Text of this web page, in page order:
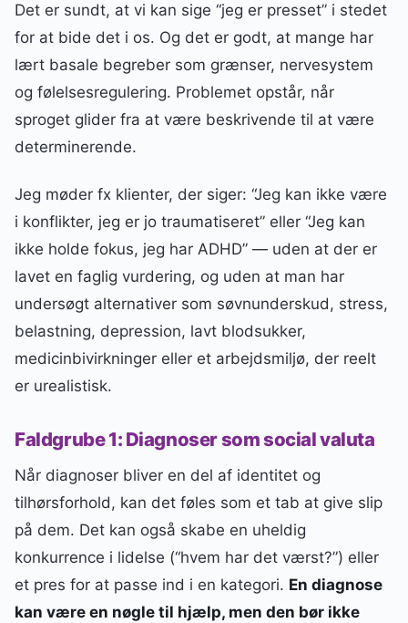
Det er sundt, at vi kan sige “jeg er presset” i stedet
for at bide det i os. Og det er godt, at mange har
lært basale begreber som grænser, nervesystem
og følelsesregulering. Problemet opstår, når
sproget glider fra at være beskrivende til at være
determinerende.
Jeg møder fx klienter, der siger: “Jeg kan ikke være
i konflikter, jeg er jo traumatiseret” eller “Jeg kan
ikke holde fokus, jeg har ADHD” — uden at der er
lavet en faglig vurdering, og uden at man har
undersøgt alternativer som søvnunderskud, stress,
belastning, depression, lavt blodsukker,
medicinbivirkninger eller et arbejdsmiljø, der reelt
er urealistisk.
Faldgrube 1: Diagnoser som social valuta
Når diagnoser bliver en del af identitet og
tilhørsforhold, kan det føles som et tab at give slip
på dem. Det kan også skabe en uheldig
konkurrence i lidelse (“hvem har det værst?”) eller
et pres for at passe ind i en kategori. En diagnose
kan være en nøgle til hjælp, men den bør ikke